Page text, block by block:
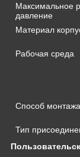
Максимальное
давление
Материал
Рабочая среда
Способ монтажа
Тип